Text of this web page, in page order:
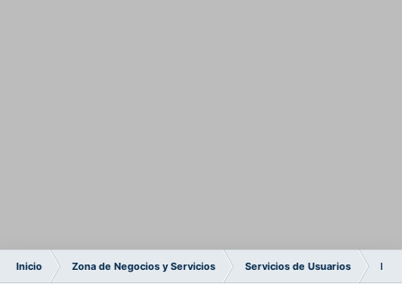
Inicio Zona de Negocios y Servicios Servicios de Usuarios